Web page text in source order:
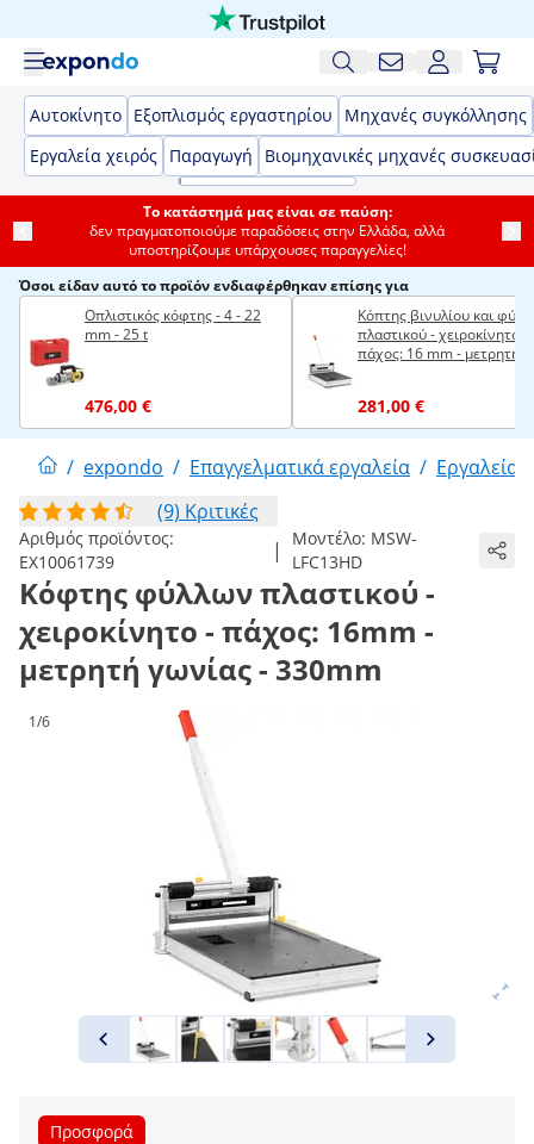
Αυτοκίνητο Εξοπλισμός εργαστηρίου
Μηχανές συγκόλλησης
Εργαλεία χειρός Παραγωγή Βιομηχανικές μηχανές
Το κατάστημά μας είναι σε παύση:
δεν πραγματοποιούμε παραδόσεις στην Ελλάδα, αλλά
υποστηρίζουμε υπάρχουσες παραγγελίες!
Όσοι είδαν αυτό το προϊόν ενδιαφέρθηκαν επίσης για
Οπλιστικός κόφτης - 4 - 22
mm - 25 t
476,00 €
Κόπτης βινυλίου και
πλαστικού - χειροκίνητο -
πάχος: 16 mm - μετρητής
281,00 €
/ expondo / Επαγγελματικά εργαλεία / Εργαλεία
(9) Κριτικές
Αριθμός προϊόντος:
EX10061739
| Μοντέλο: MSW-
LFC13HD
Κόφτης φύλλων πλαστικού -
χειροκίνητο - πάχος: 16mm -
μετρητή γωνίας - 330mm
1/6
Προσφορά